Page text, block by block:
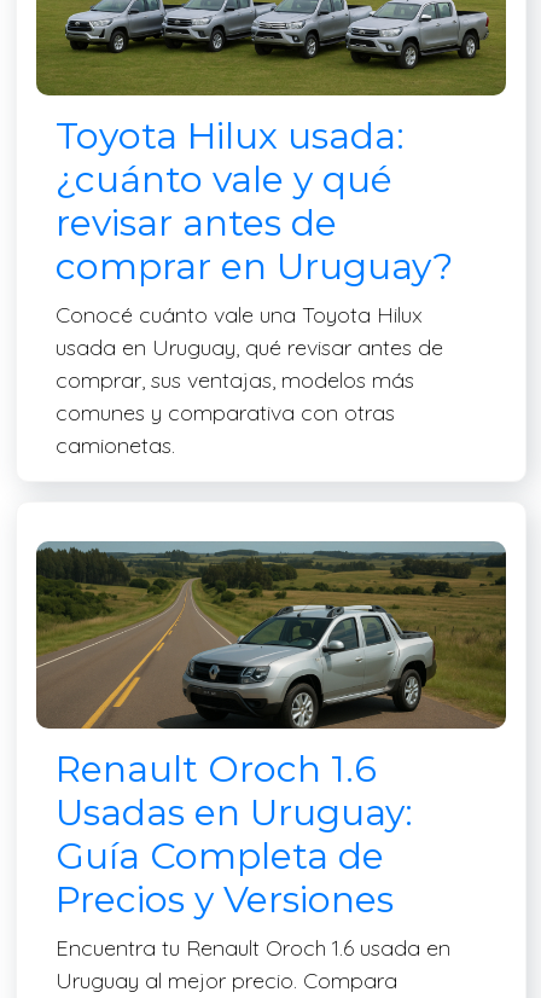
Toyota Hilux usada:
¿cuánto vale y qué
revisar antes de
comprar en Uruguay?
Conocé cuánto vale una Toyota Hilux
usada en Uruguay, qué revisar antes de
comprar, sus ventajas, modelos más
comunes y comparativa con otras
camionetas.
Renault Oroch 1.6
Usadas en Uruguay:
Guía Completa de
Precios y Versiones
Encuentra tu Renault Oroch 1.6 usada en
Uruguay al mejor precio. Compara